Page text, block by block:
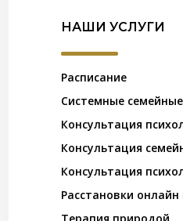
НАШИ УСЛУГИ
Расписание
Системные
Консультация
Консультация
Консультация
Расстановки онлайн